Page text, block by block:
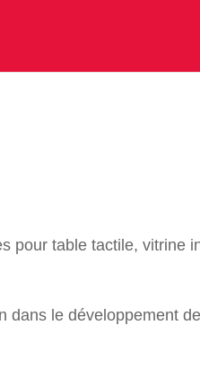
pour table tactile, vitrine
dans le développement